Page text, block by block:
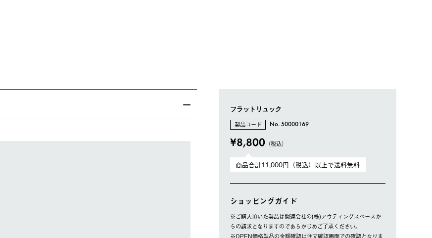
フラットリュック
製品コード No. 50000169
¥8,800 （税込）
商品合計11,000円（税込）以上で送料無料
ショッピングガイド
※ご購⼊頂いた製品は関連会社の(株)アウティングスペースか
らの請求となりますのであらかじめご了承ください。
※OPEN価格製品の⾦額確認は注⽂確認画⾯での確認となりま